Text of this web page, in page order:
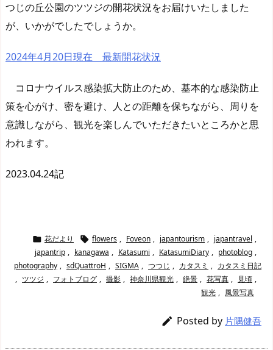
つじの丘公園のツツジの開花状況をお届けいたしました
が、いかがでしたでしょうか。
2024年4月20日現在 最新開花状況
コロナウイルス感染拡大防止のため、基本的な感染防止
策を心がけ、密を避け、人との距離を保ちながら、周りを
意識しながら、観光を楽しんでいただきたいところかと思
われます。
2023.04.24記
 花だより  flowers , Foveon , japantourism , japantravel ,
japantrip , kanagawa , Katasumi , KatasumiDiary , photoblog ,
photography , sdQuattroH , SIGMA , つつじ , カタスミ , カタスミ日記
, ツツジ , フォトブログ , 撮影 , 神奈川県観光 , 絶景 , 花写真 , 見頃 ,
観光 , 風景写真
 Posted by 片隅健吾